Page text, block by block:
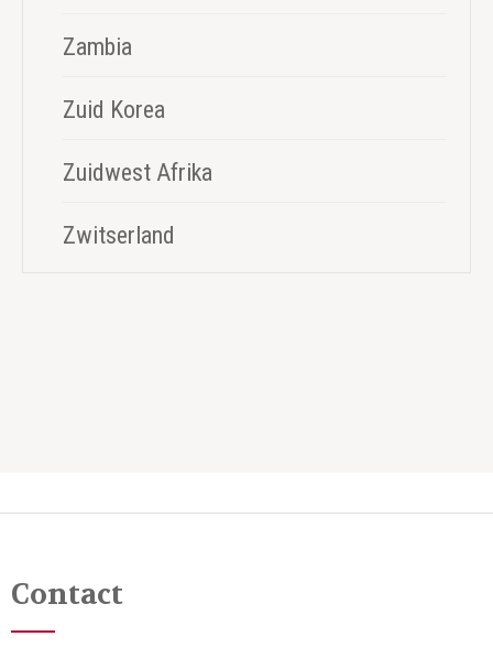
Zambia
Zuid Korea
Zuidwest Afrika
Zwitserland
Contact